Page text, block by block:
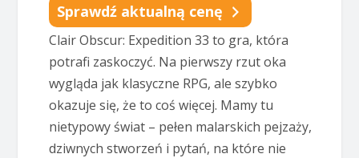
Sprawdź aktualną cenę
Clair Obscur: Expedition 33 to gra, która
potrafi zaskoczyć. Na pierwszy rzut oka
wygląda jak klasyczne RPG, ale szybko
okazuje się, że to coś więcej. Mamy tu
nietypowy świat – pełen malarskich pejzaży,
dziwnych stworzeń i pytań, na które nie